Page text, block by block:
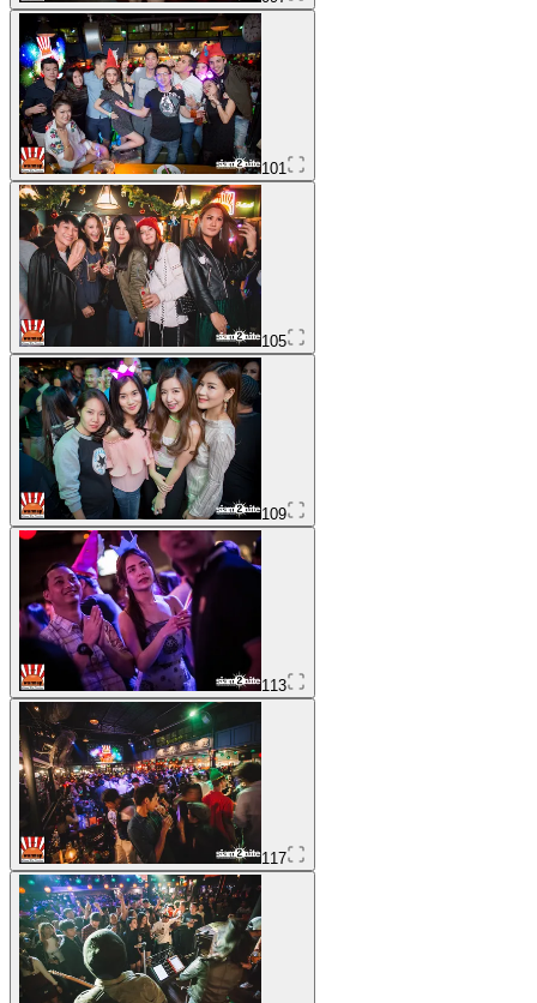
101
105
109
113
117